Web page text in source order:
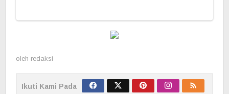
oleh redaksi
Ikuti Kami Pada